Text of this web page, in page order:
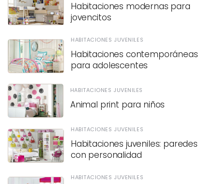
Habitaciones modernas para
jovencitos
HABITACIONES JUVENILES
Habitaciones contemporáneas
para adolescentes
HABITACIONES JUVENILES
Animal print para niños
HABITACIONES JUVENILES
Habitaciones juveniles: paredes
con personalidad
HABITACIONES JUVENILES